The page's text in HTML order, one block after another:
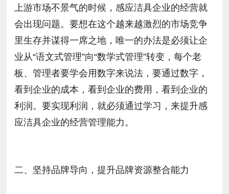
上游市场不景气的时候，感应洁具企业的经营就
会出现问题。要想在这个越来越激烈的市场竞争
里生存并谋得一席之地，唯一的办法是必须让企
业从“语文式管理”向“数学式管理”转变，每个老
板、管理者要学会用数字来说法，要通过数字，
看到企业的成本，看到企业的费用，看到企业的
利润。要实现利润，就必须通过学习，来提升感
应洁具企业的经营管理能力。
二、坚持品牌导向，提升品牌资源整合能力